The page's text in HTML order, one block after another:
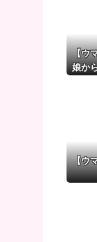
【ウ
娘か
【ウ